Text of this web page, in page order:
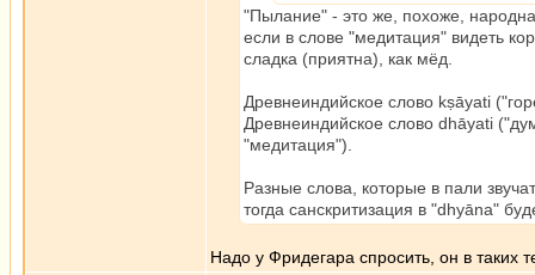
"Пылание" - это же, похоже,
если в слове "медитация" видеть
сладка (приятна), как мёд.
Древнеиндийское слово kṣāyati
Древнеиндийское слово dhāyati
"медитация").
Разные слова, которые в пали
тогда санскритизация в "dhyāna"
Надо у Фридегара спросить, он в таких